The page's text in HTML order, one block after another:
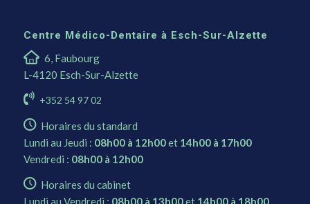
Centre Médico-Dentaire à Esch-Sur-Alzette
6, Faubourg
L-4120 Esch-Sur-Alzette
+352 54 97 02
Horaires du standard
Lundi au Jeudi : 08h00 à 12h00et 14h00 à 17h00
Vendredi : 08h00 à 12h00
Horaires du cabinet
Lundi au Vendredi : 08h00 à 13h00et 14h00 à 18h00